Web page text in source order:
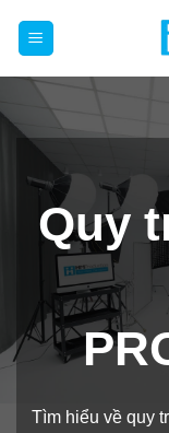
Quy
Tìm hiểu về quy